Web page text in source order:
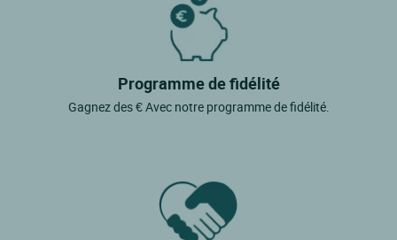
Programme de fidélité
Gagnez des € Avec notre programme de fidélité.